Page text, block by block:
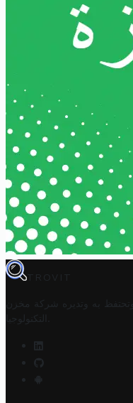
TROVIT
به وتديره
شركة مخزن
التكنولوجيا